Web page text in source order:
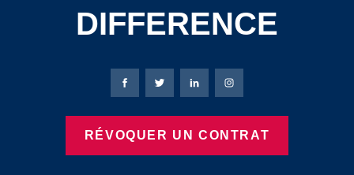
DIFFERENCE
Page Facebook de Bierbaum-Proenen
Page X de Bierbaum-Proenen
Page LinkedIn de
Page Instagram de
RÉVOQUER UN CONTRAT